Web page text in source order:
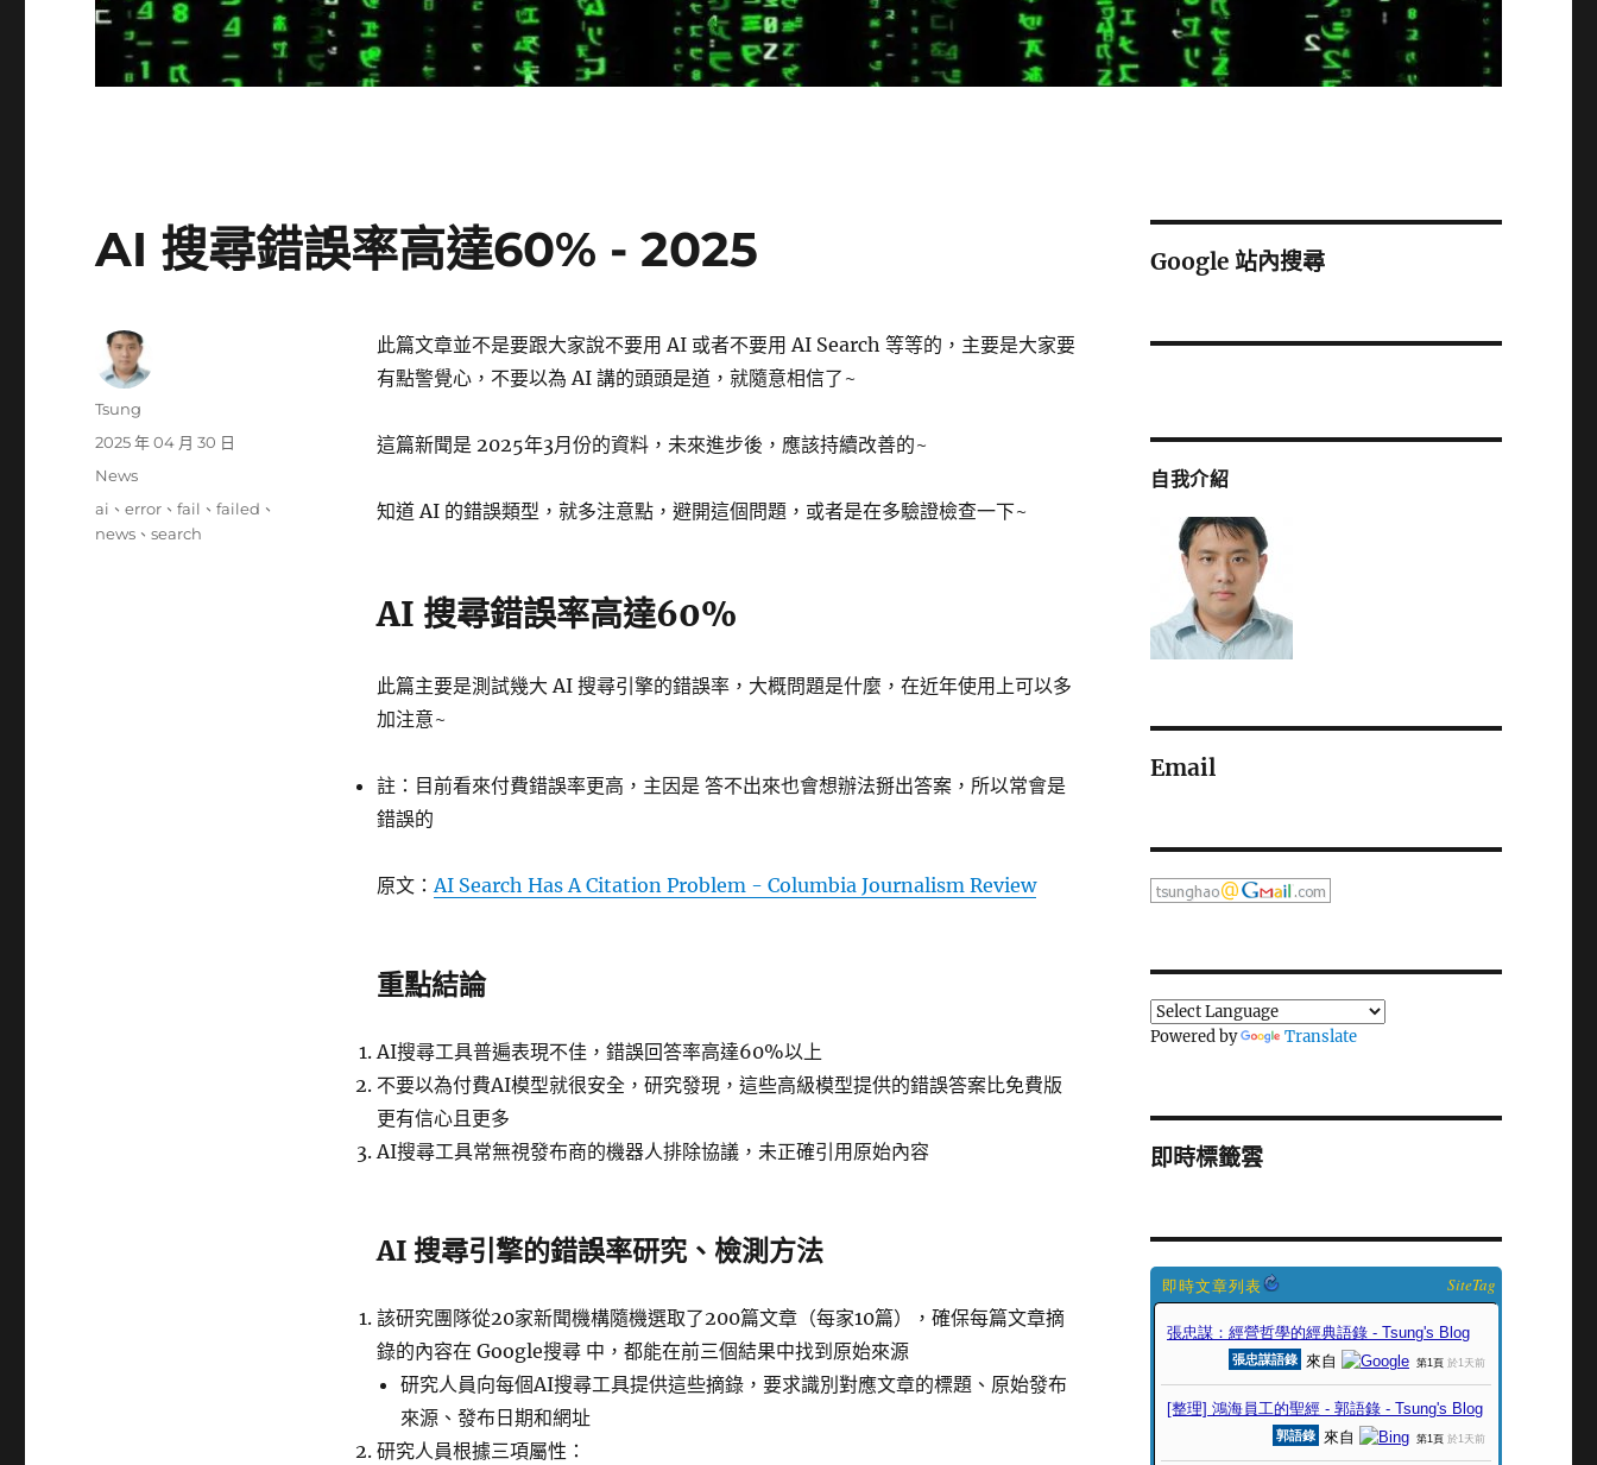
AI 搜尋錯誤率高達60% - 2025
此篇文章並不是要跟大家說不要用 AI 或者不要用 AI Search 等等的，主要是大家要
有點警覺心，不要以為 AI 講的頭頭是道，就隨意相信了~
這篇新聞是 2025年3月份的資料，未來進步後，應該持續改善的~
知道 AI 的錯誤類型，就多注意點，避開這個問題，或者是在多驗證檢查一下~
AI 搜尋錯誤率高達60%
此篇主要是測試幾大 AI 搜尋引擎的錯誤率，大概問題是什麼，在近年使用上可以多
加注意~
註：目前看來付費錯誤率更高，主因是 答不出來也會想辦法掰出答案，所以常會是
錯誤的
原文：AI Search Has A Citation Problem - Columbia Journalism Review
重點結論
AI搜尋工具普遍表現不佳，錯誤回答率高達60%以上
不要以為付費AI模型就很安全，研究發現，這些高級模型提供的錯誤答案比免費版
更有信心且更多
AI搜尋工具常無視發布商的機器人排除協議，未正確引用原始內容
AI 搜尋引擎的錯誤率研究、檢測方法
該研究團隊從20家新聞機構隨機選取了200篇文章（每家10篇），確保每篇文章摘
錄的內容在 Google搜尋 中，都能在前三個結果中找到原始來源
研究人員向每個AI搜尋工具提供這些摘錄，要求識別對應文章的標題、原始發布
來源、發布日期和網址
研究人員根據三項屬性：
作
Tsung
發
期:
2025 年 04 月 30 日
分
類
News
標
籤
ai 、error 、fail 、failed 、
news 、search
Google 站內搜尋
自我介紹
Email
Powered by Translate
即時標籤雲
SiteTag